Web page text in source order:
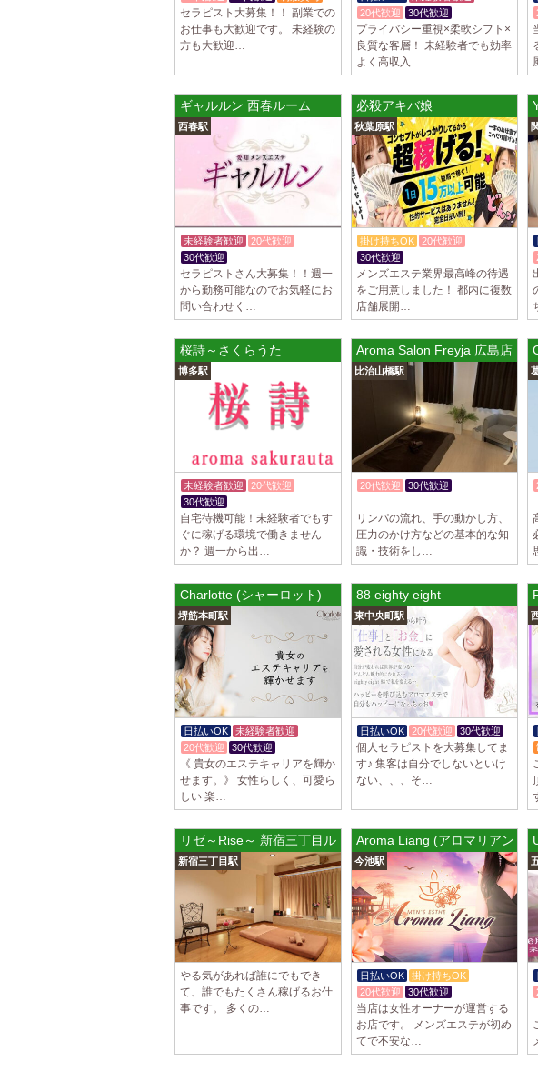
セラピスト大募集！！ 副業での
お仕事も大歓迎です。 未経験の
方も大歓迎…
20代歓迎
30代歓迎
プライバシー重視×柔軟シフト×
良質な客層！ 未経験者でも効率
よく高収入…
ギャルルン 西春ルーム
西春駅
未経験者歓迎
20代歓迎
30代歓迎
セラピストさん大募集！！週一
から勤務可能なのでお気軽にお
問い合わせく…
必殺アキバ娘
秋葉原駅
掛け持ちOK
20代歓迎
30代歓迎
メンズエステ業界最高峰の待遇
をご用意しました！ 都内に複数
店舗展開…
桜詩～さくらうた
博多駅
未経験者歓迎
20代歓迎
30代歓迎
自宅待機可能！未経験者でもす
ぐに稼げる環境で働きません
か？ 週一から出…
Aroma Salon Freyja 広島店
比治山橋駅
20代歓迎
30代歓迎
リンパの流れ、手の動かし方、
圧力のかけ方などの基本的な知
識・技術をし…
Charlotte (シャーロット)
堺筋本町駅
日払いOK
未経験者歓迎
20代歓迎
30代歓迎
《 貴女のエステキャリアを輝か
せます。》 女性らしく、可愛ら
しい 楽…
88 eighty eight
東中央町駅
日払いOK 20代歓迎 30代歓迎
個人セラピストを大募集してま
す♪ 集客は自分でしないといけ
ない、、、そ…
リゼ～Rise～ 新宿三丁目ルーム
新宿三丁目駅
やる気があれば誰にでもでき
て、誰でもたくさん稼げるお仕
事です。 多くの…
Aroma Liang (アロマリアン) 今
今池駅
日払いOK
掛け持ちOK
20代歓迎
30代歓迎
当店は女性オーナーが運営する
お店です。 メンズエステが初め
てで不安な…